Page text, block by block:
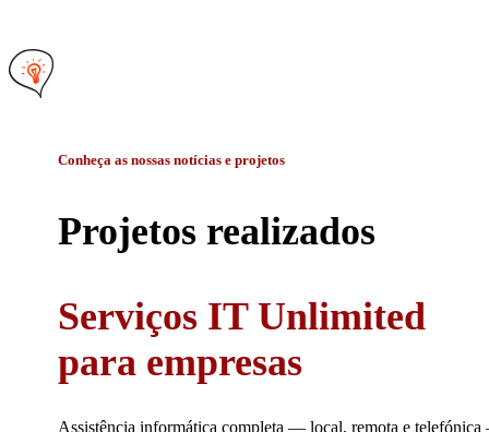
Conheça as nossas notícias e projetos
Projetos realizados
Serviços IT Unlimited
para empresas
Assistência informática completa — local, remota e